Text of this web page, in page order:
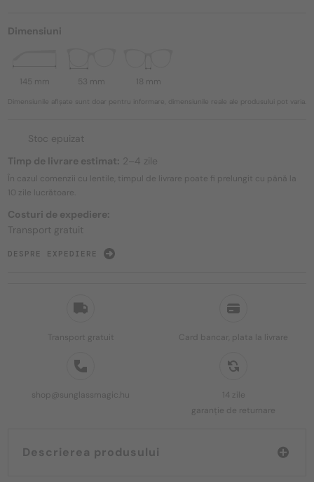
Transport gratuit Card bancar, plata la livrare
shop@sunglassmagic.hu
14 zile
garanție de returnare
Descrierea produsului
Dimensiuni
145 mm 53 mm 18 mm
Dimensiunile afișate sunt doar pentru informare, dimensiunile reale ale produsului pot varia.
Stoc epuizat
Timp de livrare estimat: 2–4 zile
În cazul comenzii cu lentile, timpul de livrare poate fi prelungit cu până la
10 zile lucrătoare.
Costuri de expediere:
Transport gratuit
DESPRE EXPEDIERE